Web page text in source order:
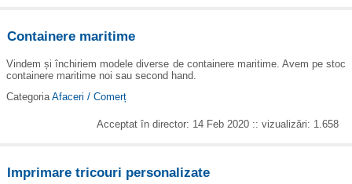
Containere maritime
Vindem și închiriem modele diverse de containere maritime. Avem pe stoc
containere maritime noi sau second hand.
Categoria Afaceri / Comerț
Acceptat în director: 14 Feb 2020 :: vizualizări: 1.658
Imprimare tricouri personalizate